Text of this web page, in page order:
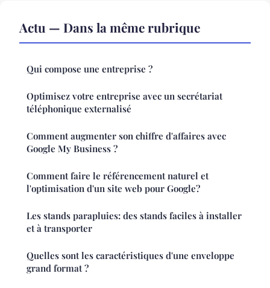
Actu — Dans la même rubrique
Qui compose une entreprise ?
Optimisez votre entreprise avec un secrétariat
téléphonique externalisé
Comment augmenter son chiffre d'affaires avec
Google My Business ?
Comment faire le référencement naturel et
l'optimisation d'un site web pour Google?
Les stands parapluies: des stands faciles à installer
et à transporter
Quelles sont les caractéristiques d'une enveloppe
grand format ?